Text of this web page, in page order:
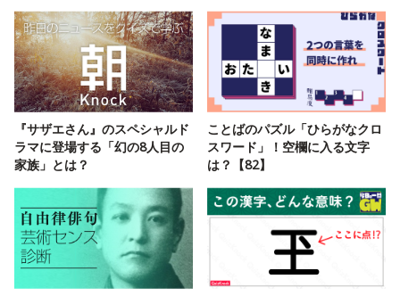
『サザエさん』のスペシャルド
ラマに登場する「幻の8人目の
家族」とは？
ことばのパズル「ひらがなクロ
スワード」！空欄に入る文字
は？【82】